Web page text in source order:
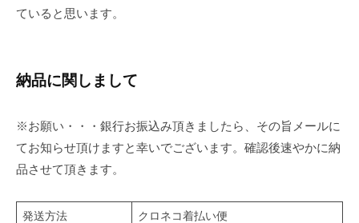
ていると思います。
納品に関しまして
※お願い・・・銀行お振込み頂きましたら、その旨メールに
てお知らせ頂けますと幸いでございます。確認後速やかに納
品させて頂きます。
発送方法 クロネコ着払い便